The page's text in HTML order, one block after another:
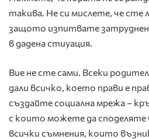
такива. Не си мислете, че сте
защото изпитвате
в дадена стиуация.
Вие не сте сами. Всеки
дали всичко, което прави е
създайте социална мрежа –
с които можете да споделяте
всички съмнения, които